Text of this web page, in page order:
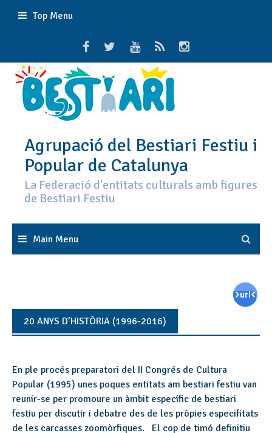
Top Menu
Agrupació del Bestiari Festiu i
Popular de Catalunya
La Federació d'entitats culturals amb figures
de Bestiari Festiu
Main Menu
20 ANYS D’HISTÒRIA (1996-2016)
En ple procés preparatori del II Congrés de Cultura
Popular (1995) unes poques entitats am bestiari festiu van
reunir-se per promoure un àmbit específic de bestiari
festiu per discutir i debatre des de les pròpies especifitats
de les carcasses zoomòrfiques. El cop de timó definitiu